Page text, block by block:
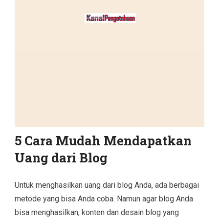
5 Cara Mudah Mendapatkan
Uang dari Blog
Untuk menghasilkan uang dari blog Anda, ada berbagai
metode yang bisa Anda coba. Namun agar blog Anda
bisa menghasilkan, konten dan desain blog yang